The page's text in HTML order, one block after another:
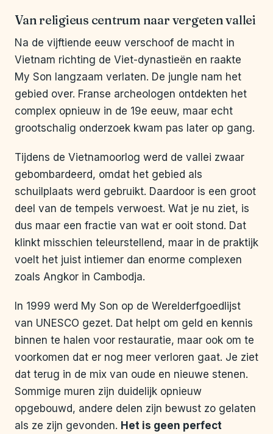
Van religieus centrum naar vergeten vallei
Na de vijftiende eeuw verschoof de macht in
Vietnam richting de Viet-dynastieën en raakte
My Son langzaam verlaten. De jungle nam het
gebied over. Franse archeologen ontdekten het
complex opnieuw in de 19e eeuw, maar echt
grootschalig onderzoek kwam pas later op gang.
Tijdens de Vietnamoorlog werd de vallei zwaar
gebombardeerd, omdat het gebied als
schuilplaats werd gebruikt. Daardoor is een groot
deel van de tempels verwoest. Wat je nu ziet, is
dus maar een fractie van wat er ooit stond. Dat
klinkt misschien teleurstellend, maar in de praktijk
voelt het juist intiemer dan enorme complexen
zoals Angkor in Cambodja.
In 1999 werd My Son op de Werelderfgoedlijst
van UNESCO gezet. Dat helpt om geld en kennis
binnen te halen voor restauratie, maar ook om te
voorkomen dat er nog meer verloren gaat. Je ziet
dat terug in de mix van oude en nieuwe stenen.
Sommige muren zijn duidelijk opnieuw
opgebouwd, andere delen zijn bewust zo gelaten
als ze zijn gevonden. Het is geen perfect